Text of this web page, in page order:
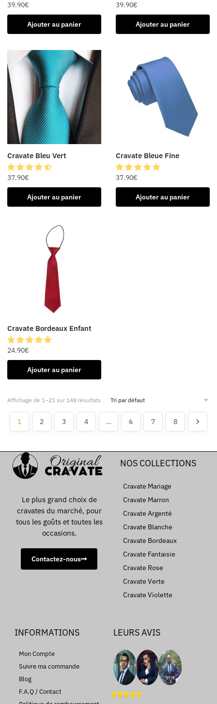
39.90€
Ajouter au panier
39.90€
Ajouter au panier
Cravate Bleu Vert
37.90€
Ajouter au panier
Cravate Bleue Fine
37.90€
Ajouter au panier
Cravate Bordeaux Enfant
24.90€
Ajouter au panier
Affichage de 1–21 sur 148 résultats
1 2 3 4 … 6 7 8
Le plus grand choix de
cravates du marché, pour
tous les goûts et toutes les
occasions.
Contactez-nous
NOS COLLECTIONS
Cravate Mariage
Cravate Marron
Cravate Argenté
Cravate Blanche
Cravate Bordeaux
Cravate Fantaisie
Cravate Rose
Cravate Verte
Cravate Violette
INFORMATIONS
Mon Compte
Suivre ma commande
Blog
F.A.Q / Contact
LEURS AVIS